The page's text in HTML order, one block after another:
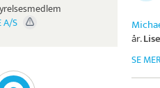
A/S
år.
SE